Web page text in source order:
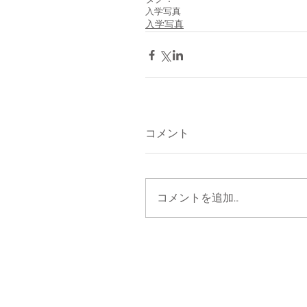
入学写真
入学写真
コメント
コメントを追加…